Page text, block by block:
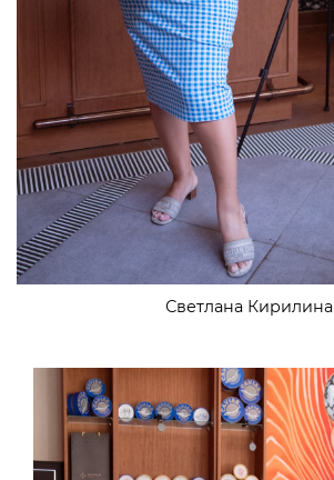
Светлана Кирилина